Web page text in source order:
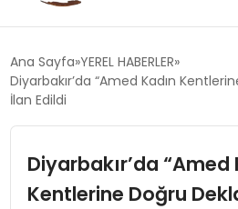
KÖŞE YAZILARI
SİYASET
DÜNYA
Ana Sayfa YEREL HABERLER
Diyarbakır’da “Amed Kadın
İlan Edildi
Diyarbakır’da “Amed
Kentlerine Doğru